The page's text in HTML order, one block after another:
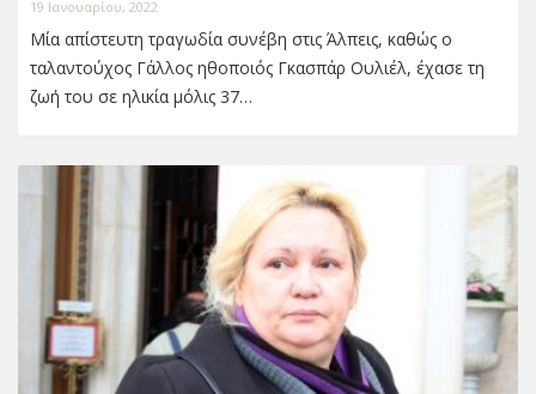
19 Ιανουαρίου, 2022
Μία απίστευτη τραγωδία συνέβη στις Άλπεις, καθώς ο
ταλαντούχος Γάλλος ηθοποιός Γκασπάρ Ουλιέλ, έχασε τη
ζωή του σε ηλικία μόλις 37…